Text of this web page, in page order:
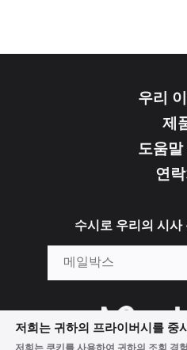
우리 이
제
도움말
연락
수시로 우리의 시사
저희는 귀하의 프라이버시를 중
저희는 쿠키를 사용하여 귀하의 조회 경